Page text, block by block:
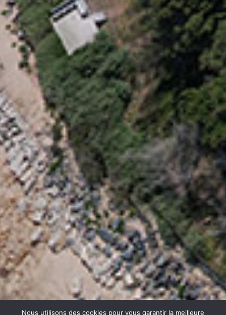
Nous utilisons des cookies pour vous garantir la meilleure